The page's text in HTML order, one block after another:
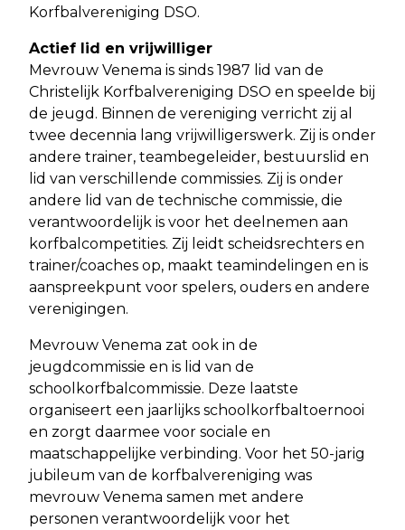
Korfbalvereniging DSO.
Actief lid en vrijwilliger
Mevrouw Venema is sinds 1987 lid van de
Christelijk Korfbalvereniging DSO en speelde bij
de jeugd. Binnen de vereniging verricht zij al
twee decennia lang vrijwilligerswerk. Zij is onder
andere trainer, teambegeleider, bestuurslid en
lid van verschillende commissies. Zij is onder
andere lid van de technische commissie, die
verantwoordelijk is voor het deelnemen aan
korfbalcompetities. Zij leidt scheidsrechters en
trainer/coaches op, maakt teamindelingen en is
aanspreekpunt voor spelers, ouders en andere
verenigingen.
Mevrouw Venema zat ook in de
jeugdcommissie en is lid van de
schoolkorfbalcommissie. Deze laatste
organiseert een jaarlijks schoolkorfbaltoernooi
en zorgt daarmee voor sociale en
maatschappelijke verbinding. Voor het 50-jarig
jubileum van de korfbalvereniging was
mevrouw Venema samen met andere
personen verantwoordelijk voor het